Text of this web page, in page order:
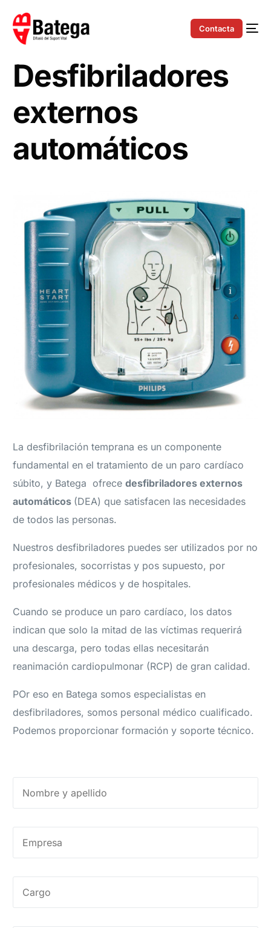
Contacta
Desfibriladores
externos
automáticos
La desfibrilación temprana es un componente
fundamental en el tratamiento de un paro cardíaco
súbito, y Batega ofrecedesfibriladores externos
automáticos (DEA) que satisfacen las necesidades
de todos las personas.
Nuestros desfibriladores puedes ser utilizados por no
profesionales, socorristas y pos supuesto, por
profesionales médicos y de hospitales.
Cuando se produce un paro cardíaco, los datos
indican que solo la mitad de las víctimas requerirá
una descarga, pero todas ellas necesitarán
reanimación cardiopulmonar (RCP) de gran calidad.
POr eso en Batega somos especialistas en
desfibriladores, somos personal médico cualificado.
Podemos proporcionar formación y soporte técnico.